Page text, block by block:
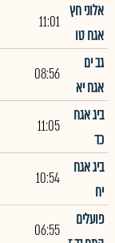
אלוני חץ
אגח טו
11:01
גב ים
אגח יא
08:56
ביג אגח
כד
11:05
ביג אגח
יח
10:54
פועלים
06:55